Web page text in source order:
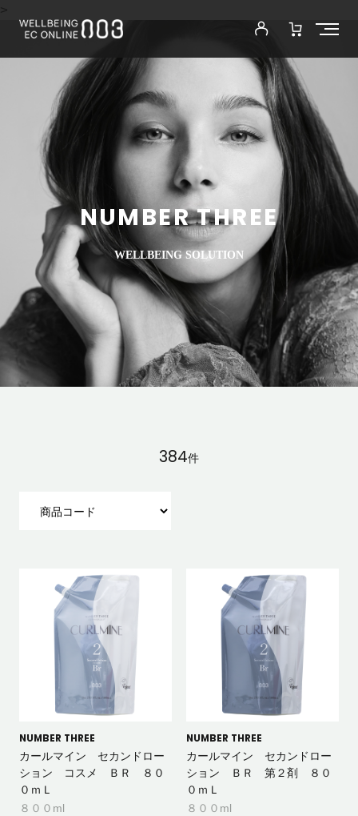
NUMBER THREE
WELLBEING SOLUTION
384件
NUMBER THREE
カールマイン セカンドロー
ション コスメ ＢＲ ８０
０ｍＬ
８００ml
NUMBER THREE
カールマイン セカンドロー
ション ＢＲ 第２剤 ８０
０ｍＬ
８００ml